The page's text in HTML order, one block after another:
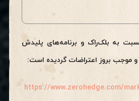
به بلک‌راک و برنامه‌های پلیدش
موجب بروز اعتراضات گردیده است:
https://www.zerohedge.com/